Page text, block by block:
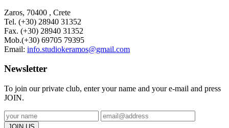
Zaros, 70400 , Crete
Tel. (+30) 28940 31352
Fax. (+30) 28940 31352
Mob.(+30) 69705 79395
Email: info.studiokeramos@gmail.com
Newsletter
To join our private club, enter your name and your e-mail and press
JOIN.